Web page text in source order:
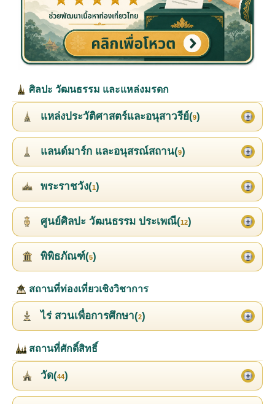
ศิลปะ วัฒนธรรม และแหล่งมรดก
แหล่งประวัติศาสตร์และอนุสาวรีย์(9)
แลนด์มาร์ก และอนุสรณ์สถาน(9)
พระราชวัง(1)
ศูนย์ศิลปะ วัฒนธรรม ประเพณี(12)
พิพิธภัณฑ์(5)
สถานที่ท่องเที่ยวเชิงวิชาการ
ไร่ สวนเพื่อการศึกษา(2)
สถานที่ศักดิ์สิทธิ์
วัด(44)